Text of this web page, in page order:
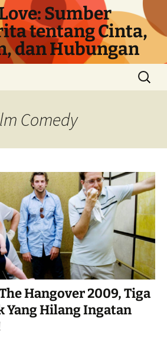
Sumber
tentang Cinta,
dan Hubungan
Cari
untuk:
Comedy
Hangover 2009, Tiga
Yang Hilang Ingatan